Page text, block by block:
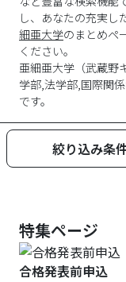
し、あなたの充実し
細亜大学のまとめペ
ください。
亜細亜大学 （武蔵野
学部,法学部,国際関
です。
絞り込み条
特集ページ
合格発表前申込